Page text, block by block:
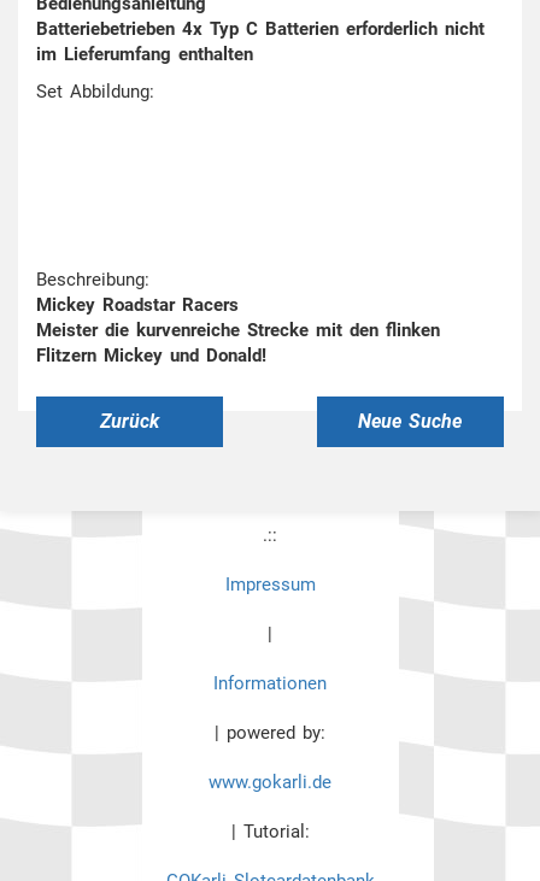
Batteriebetrieben 4x Typ C Batterien erforderlich nicht
im Lieferumfang enthalten
Set Abbildung:
Beschreibung:
Mickey Roadstar Racers
Meister die kurvenreiche Strecke mit den flinken
Flitzern Mickey und Donald!
Zurück Neue Suche
.::
Impressum
|
Informationen
| powered by:
www.gokarli.de
| Tutorial: